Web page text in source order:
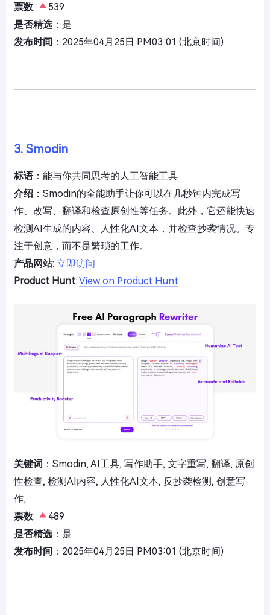
票数:
539
是否精选：是
发布时间 ：2025年04月25日 PM03:01 (北京时间)
3. Smodin
标语：能与你共同思考的人工智能工具
介绍 ：Smodin的全能助手让你可以在几秒钟内完成写
作、改写、翻译和检查原创性等任务。此外，它还能快速
检测AI生成的内容、人性化AI文本，并检查抄袭情况。专
注于创意，而不是繁琐的工作。
产品网站: 立即访问
Product Hunt: View on Product Hunt
关键词 ：Smodin, AI工具, 写作助手, 文字重写, 翻译, 原创
性检查, 检测AI内容, 人性化AI文本, 反抄袭检测, 创意写
作,
票数:
489
是否精选：是
发布时间 ：2025年04月25日 PM03:01 (北京时间)